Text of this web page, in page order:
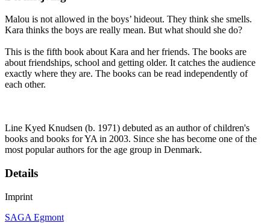
Malou is not allowed in the boys’ hideout. They think she smells.
Kara thinks the boys are really mean. But what should she do?
This is the fifth book about Kara and her friends. The books are
about friendships, school and getting older. It catches the audience
exactly where they are. The books can be read independently of
each other.
Line Kyed Knudsen (b. 1971) debuted as an author of children's
books and books for YA in 2003. Since she has become one of the
most popular authors for the age group in Denmark.
Details
Imprint
SAGA Egmont